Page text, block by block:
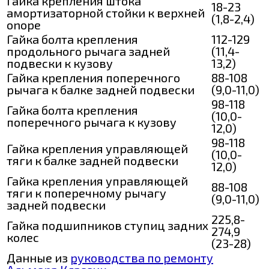
амортизаторной стойки к верхней
onope
18-23
(1,8-2,4)
Гайка болта крепления
продольного рычага задней
подвески к кузову
112-129
(11,4-
13,2)
Гайка крепления поперечного
рычага к балке задней подвески
88-108
(9,0-11,0)
Гайка болта крепления
поперечного рычага к кузову
98-118
(10,0-
12,0)
Гайка крепления управляющей
тяги к балке задней подвески
98-118
(10,0-
12,0)
Гайка крепления управляющей
тяги к поперечному рычагу
задней подвески
88-108
(9,0-11,0)
Гайка подшипников ступиц задних
колес
225,8-
274,9
(23-28)
Данные из руководства по ремонту